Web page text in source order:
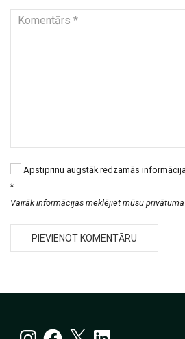
Apstiprinu augstāk redzamās
*
Vairāk informācijas meklējiet mūsu privātuma
InstagramFacebook
X LinkedIn